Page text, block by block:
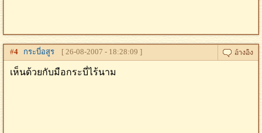
#4 กระบี่อสูร [ 26-08-2007 - 18:28:09 ]
เห็นด้วยกับมือกระบี่ไร้นาม